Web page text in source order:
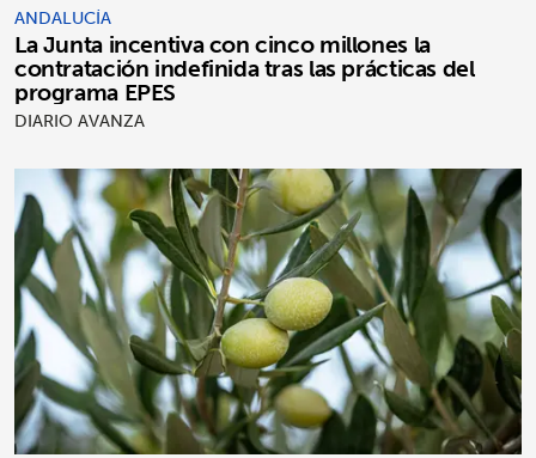
ANDALUCÍA
La Junta incentiva con cinco millones la
contratación indefinida tras las prácticas del
programa EPES
DIARIO AVANZA